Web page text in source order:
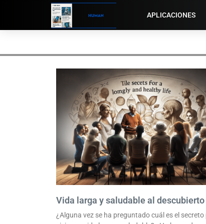
APLICACIONES
Vida larga y saludable al descubierto
¿Alguna vez se ha preguntado cuál es el secreto